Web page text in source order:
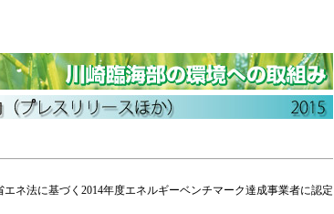
ネ法に基づく2014年度エネルギーベンチマーク達成事業者に認定